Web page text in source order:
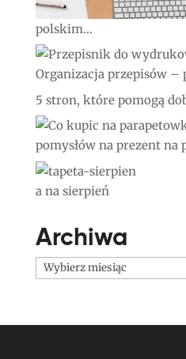
polskim...
Organizacja przepisów –
5 stron, które pomogą
pomysłów na prezent na
a na sierpień
Archiwa
Archiwa